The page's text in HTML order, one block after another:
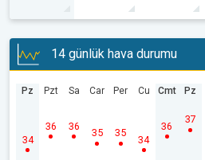
14 günlük hava durumu
Pz
34
Pzt
36
Sa
36
Car
35
Per
35
Cu
34
Cmt
36
Pz
37